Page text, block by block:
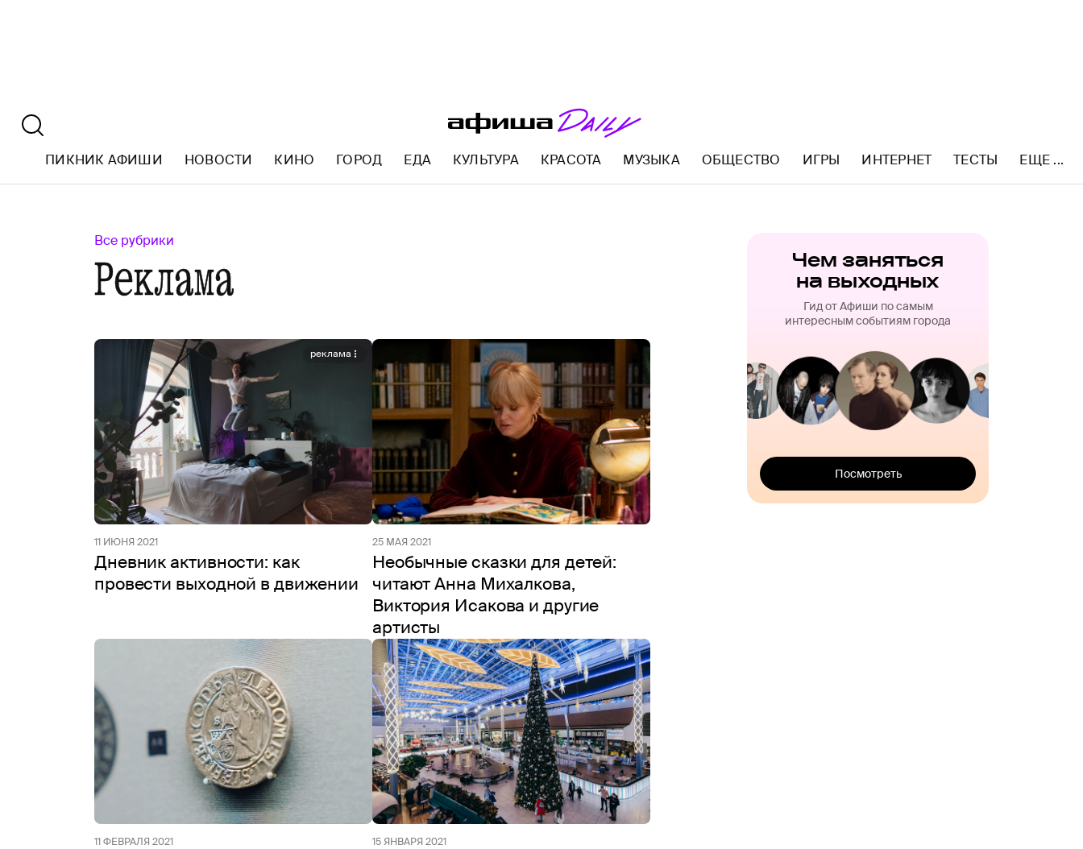
ПИКНИК АФИШИ НОВОСТИ КИНО ГОРОД ЕДА КУЛЬТУРА КРАСОТА МУЗЫКА ОБЩЕСТВО ИГРЫ ИНТЕРНЕТ
ТЕСТЫ
AFISHA.RU
ЕЩЕ ...
Все рубрики
Реклама
реклама
11 ИЮНЯ 2021
Дневник активности: как
провести выходной в движении
25 МАЯ 2021
Необычные сказки для детей:
читают Анна Михалкова,
Виктория Исакова и другие
артисты
11 ФЕВРАЛЯ 2021 15 ЯНВАРЯ 2021
Чем заняться
на выходных
Гид от Афиши по самым
интересным событиям города
Посмотреть